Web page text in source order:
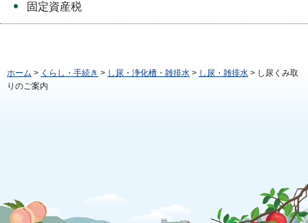
固定資産税
ホーム > くらし・手続き > し尿・浄化槽・雑排水 > し尿・雑排水 > し尿くみ取
りのご案内